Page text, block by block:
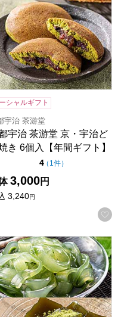
入りに登録する
シャルギフト
宇治 茶游堂
宇治 茶游堂 京・宇治ど
き 6個入【年間ギフト】
4点（5点満点中）
（ 1件の評価
）
3,000円
3,240円
8個入【年間ギフト】
宇治 茶游堂 茶彩菓「憩